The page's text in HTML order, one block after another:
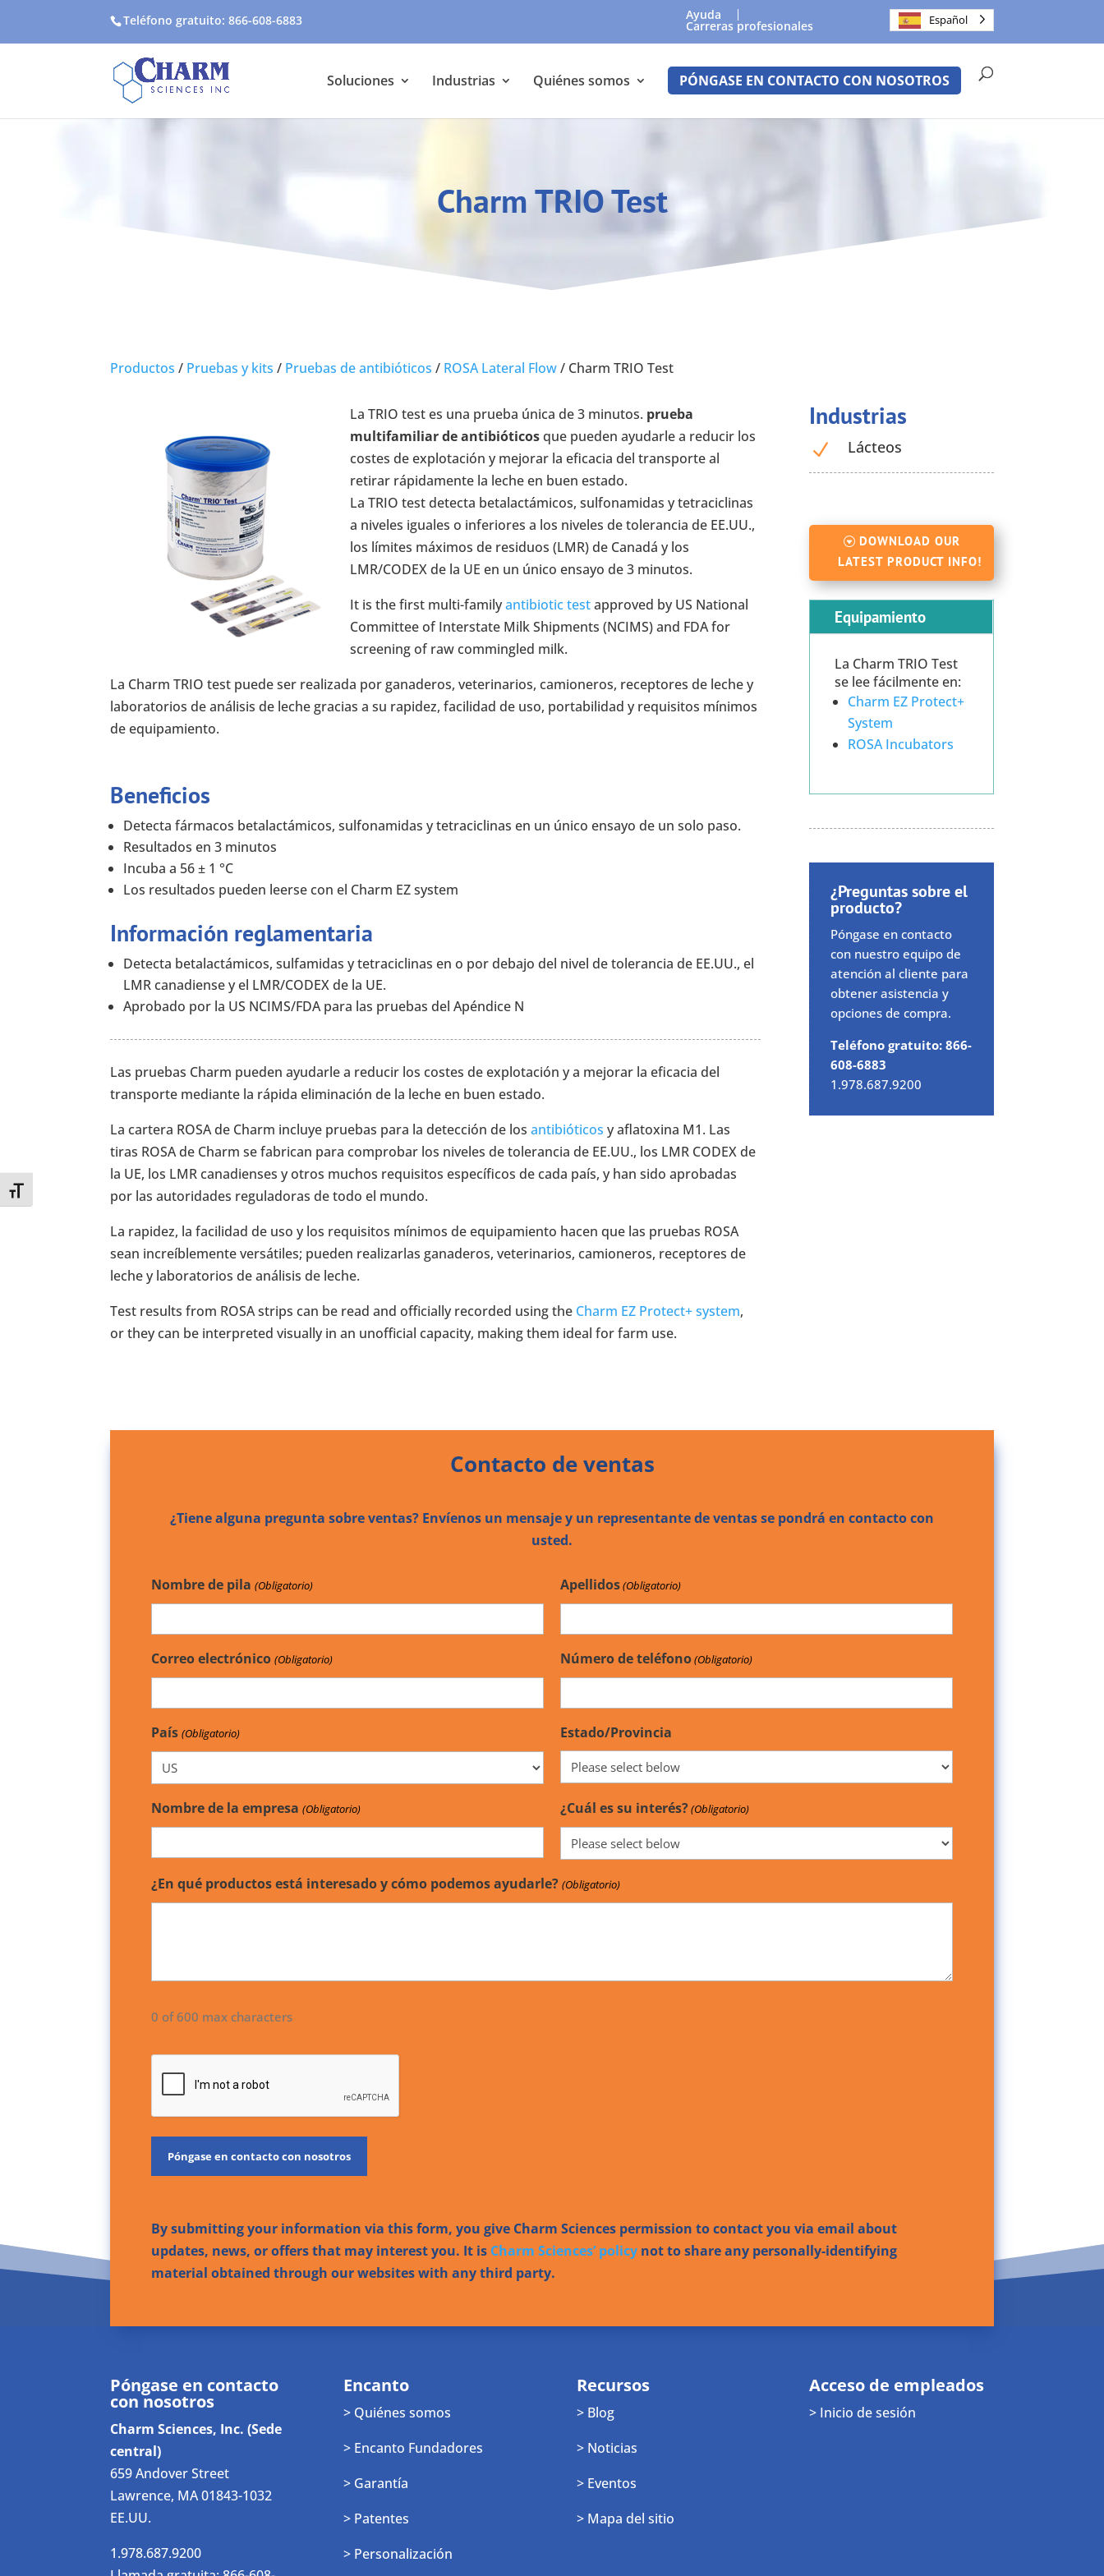
Toggle Font size
Teléfono gratuito: 866-608-6883 Ayuda
Carreras profesionales Español
Soluciones Industrias Quiénes somos PÓNGASE EN CONTACTO CON NOSOTROS
Charm TRIO Test
Productos / Pruebas y kits / Pruebas de antibióticos / ROSA Lateral Flow/ Charm TRIO Test
La TRIO test es una prueba única de 3 minutos. prueba
multifamiliar de antibióticosque pueden ayudarle a reducir los
costes de explotación y mejorar la eficacia del transporte al
retirar rápidamente la leche en buen estado.
La TRIO test detecta betalactámicos, sulfonamidas y tetraciclinas
a niveles iguales o inferiores a los niveles de tolerancia de EE.UU.,
los límites máximos de residuos (LMR) de Canadá y los
LMR/CODEX de la UE en un único ensayo de 3 minutos.
It is the first multi-familyantibiotic testapproved by US National
Committee of Interstate Milk Shipments (NCIMS) and FDA for
screening of raw commingled milk.
La Charm TRIO test puede ser realizada por ganaderos, veterinarios, camioneros, receptores de leche y
laboratorios de análisis de leche gracias a su rapidez, facilidad de uso, portabilidad y requisitos mínimos
de equipamiento.
Beneficios
Detecta fármacos betalactámicos, sulfonamidas y tetraciclinas en un único ensayo de un solo paso.
Resultados en 3 minutos
Incuba a 56 ± 1 °C
Los resultados pueden leerse con el Charm EZ system
Información reglamentaria
Detecta betalactámicos, sulfamidas y tetraciclinas en o por debajo del nivel de tolerancia de EE.UU., el
LMR canadiense y el LMR/CODEX de la UE.
Aprobado por la US NCIMS/FDA para las pruebas del Apéndice N
Las pruebas Charm pueden ayudarle a reducir los costes de explotación y a mejorar la eficacia del
transporte mediante la rápida eliminación de la leche en buen estado.
La cartera ROSA de Charm incluye pruebas para la detección de losantibióticos y aflatoxina M1. Las
tiras ROSA de Charm se fabrican para comprobar los niveles de tolerancia de EE.UU., los LMR CODEX de
la UE, los LMR canadienses y otros muchos requisitos específicos de cada país, y han sido aprobadas
por las autoridades reguladoras de todo el mundo.
La rapidez, la facilidad de uso y los requisitos mínimos de equipamiento hacen que las pruebas ROSA
sean increíblemente versátiles; pueden realizarlas ganaderos, veterinarios, camioneros, receptores de
leche y laboratorios de análisis de leche.
Test results from ROSA strips can be read and officially recorded using the Charm EZ Protect+ system,
or they can be interpreted visually in an unofficial capacity, making them ideal for farm use.
Industrias
N Lácteos
DOWNLOAD OUR
LATEST PRODUCT INFO!
Equipamiento
La Charm TRIO Test
se lee fácilmente en:
Charm EZ Protect+
System
ROSA Incubators
¿Preguntas sobre el
producto?
Póngase en contacto
con nuestro equipo de
atención al cliente para
obtener asistencia y
opciones de compra.
Teléfono gratuito: 866-
608-6883
1.978.687.9200
Contacto de ventas
¿Tiene alguna pregunta sobre ventas? Envíenos un mensaje y un representante de ventas se pondrá en contacto con
usted.
Nombre de pila (Obligatorio) Apellidos(Obligatorio)
Correo electrónico (Obligatorio) Número de teléfono(Obligatorio)
País (Obligatorio) Estado/Provincia
Nombre de la empresa (Obligatorio) ¿Cuál es su interés?(Obligatorio)
¿En qué productos está interesado y cómo podemos ayudarle? (Obligatorio)
0 of 600 max characters
By submitting your information via this form, you give Charm Sciences permission to contact you via email about
updates, news, or offers that may interest you. It is Charm Sciences’ policy not to share any personally-identifying
material obtained through our websites with any third party.
Póngase en contacto
con nosotros
Charm Sciences, Inc. (Sede
central)
659 Andover Street
Lawrence, MA 01843-1032
EE.UU.
1.978.687.9200
Encanto
> Quiénes somos
> Encanto Fundadores
> Garantía
> Patentes
> Personalización
Recursos
> Blog
> Noticias
> Eventos
> Mapa del sitio
Acceso de empleados
> Inicio de sesión